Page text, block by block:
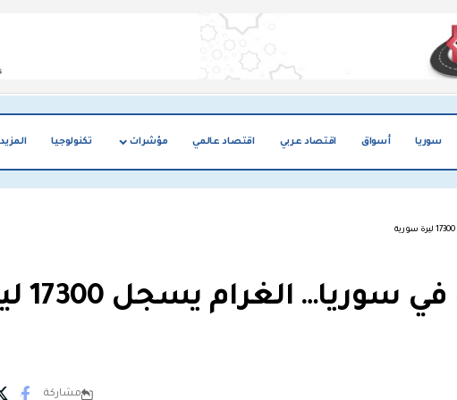
سوريا أسواق اقتصاد عربي اقتصاد عالمي مؤشرات تكنولوجيا المزيد
استقرار بأسعار
مشاركة